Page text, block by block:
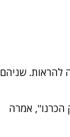
להראות. שניהם
הכרנו", אמרה